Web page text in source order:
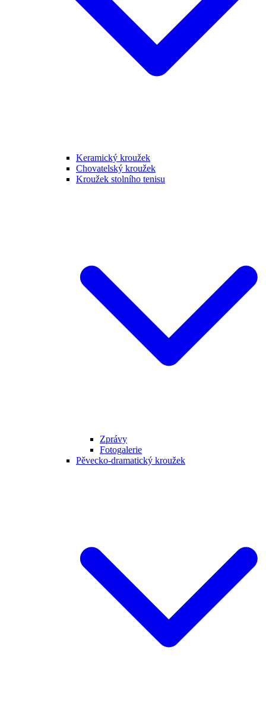
Keramický kroužek
Chovatelský kroužek
Kroužek stolního tenisu
Zprávy
Fotogalerie
Pěvecko-dramatický kroužek